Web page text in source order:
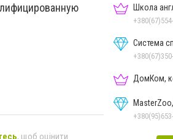
, щоб оцінити
Школа
Система
ДомКом,